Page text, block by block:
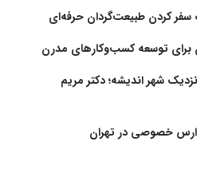
سفر کردن طبیعت‌گردان حرفه‌ای
برای توسعه کسب‌وکارهای مدرن
شهر اندیشه؛ دکتر مریم
خصوصی در تهران